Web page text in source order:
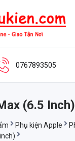
0767893505
(6.5 Inch)
Phụ kiện Apple